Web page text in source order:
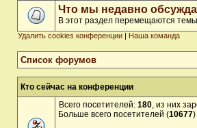
Что мы недавно
В этот раздел перемещаются
Удалить cookies конференции | Наша команда
Список форумов
Кто сейчас на конференции
Всего посетителей: 180, из них
Больше всего посетителей (10677)